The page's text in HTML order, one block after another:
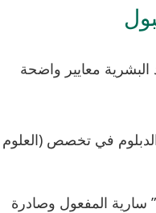
معايير واضحة
في تخصص (العلوم
المفعول وصادرة